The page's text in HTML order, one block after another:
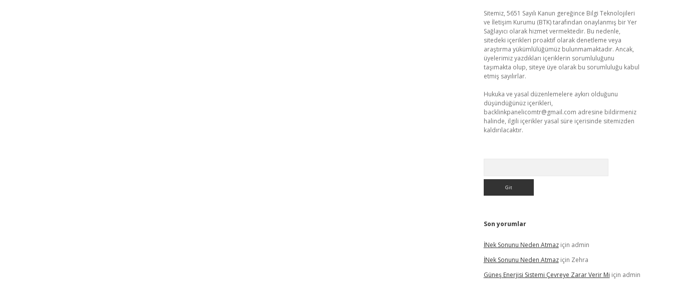
Sitemiz, 5651 Sayılı Kanun gereğince Bilgi Teknolojileri
ve İletişim Kurumu (BTK) tarafından onaylanmış bir Yer
Sağlayıcı olarak hizmet vermektedir. Bu nedenle,
sitedeki içerikleri proaktif olarak denetleme veya
araştırma yükümlülüğümüz bulunmamaktadır. Ancak,
üyelerimiz yazdıkları içeriklerin sorumluluğunu
taşımakta olup, siteye üye olarak bu sorumluluğu kabul
etmiş sayılırlar.
Hukuka ve yasal düzenlemelere aykırı olduğunu
düşündüğünüz içerikleri,
backlinkpanelicomtr@gmail.com adresine bildirmeniz
halinde, ilgili içerikler yasal süre içerisinde sitemizden
kaldırılacaktır.
Son yorumlar
İNek Sonunu Neden Atmaziçin admin
İNek Sonunu Neden Atmaziçin Zehra
Güneş Enerjisi Sistemi Çevreye Zarar Verir Mi için admin